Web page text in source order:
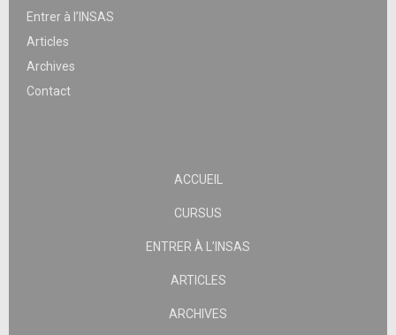
Entrer à l’INSAS
Articles
Archives
Contact
ACCUEIL
CURSUS
ENTRER À L’INSAS
ARTICLES
ARCHIVES